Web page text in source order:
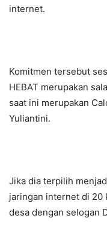
internet.
Komitmen tersebut
HEBAT merupakan
saat ini merupakan
Yuliantini.
Jika dia terpilih
jaringan internet di 20
desa dengan selogan